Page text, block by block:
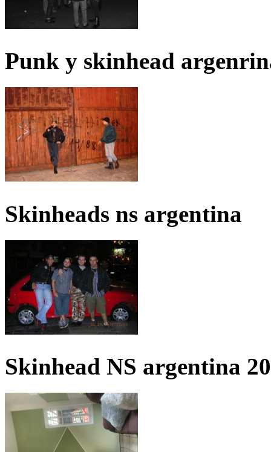
Punk y skinhead
Skinheads ns argentina
Skinhead NS argentina